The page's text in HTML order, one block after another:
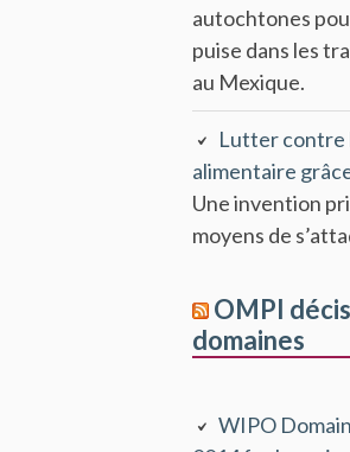
autochtones
puise dans les
au Mexique.
Lutter contre
alimentaire
Une invention
moyens de
OMPI
domaines
WIPO